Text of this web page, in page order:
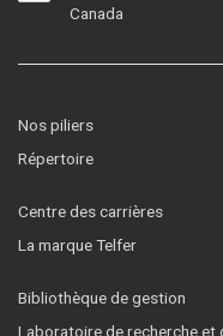
Canada
Nos piliers
Répertoire
Centre des carrières
La marque Telfer
Bibliothèque de gestion
Laboratoire de recherche et